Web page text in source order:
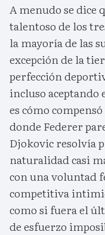
A menudo se dice
talentoso de los
la mayoría de las
excepción de la
perfección
incluso
es cómo
donde Federer
Djokovic resolvía
naturalidad casi
con una voluntad
competitiva
como si fuera el
de esfuerzo